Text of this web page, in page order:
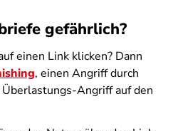
gefährlich?
einen Link klicken? Dann
, einen Angriff durch
Angriff auf den